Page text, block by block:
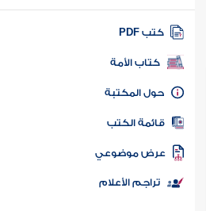
كتب PDF
كتاب الأمة
المكتبة
الكتب
موضوعي